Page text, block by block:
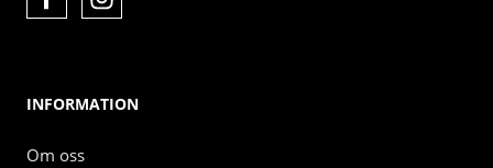
INFORMATION
Om oss